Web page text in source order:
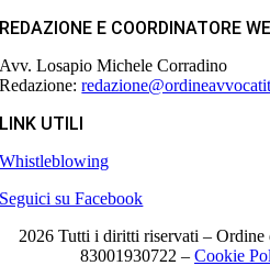
REDAZIONE E COORDINATORE
Avv. Losapio Michele Corradino
Redazione:
LINK UTILI
Whistleblowing
Seguici su Facebook
2026 Tutti i diritti riservati –
83001930722 – Cookie